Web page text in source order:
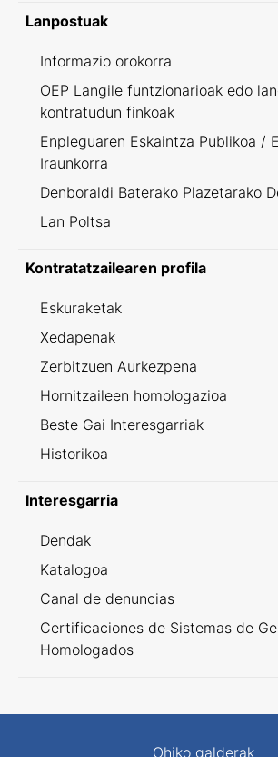
Lanpostuak
Informazio orokorra
OEP Langile funtzionarioak edo
kontratudun finkoak
Enpleguaren Eskaintza Publikoa /
Iraunkorra
Denboraldi Baterako Plazetarako
Lan Poltsa
Kontratatzailearen profila
Eskuraketak
Xedapenak
Zerbitzuen Aurkezpena
Hornitzaileen homologazioa
Beste Gai Interesgarriak
Historikoa
Interesgarria
Dendak
Katalogoa
Canal de denuncias
Certificaciones de Sistemas de
Homologados
Ohiko galderak